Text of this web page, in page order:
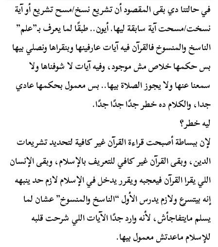
في حالتنا دي بقى المقصود أن تشريع نسخ/مسح تشريع أو آية
نسخت/مسحت آية سابقة ليها. أيون.. طبقًا لما يعرف بـ”علم”
الناسخ والمنسوخ فالقرآن فيه آيات عارفينها وبنقراها ونصلي بيها
بس حكمها خلاص مش موجود، وفيه آيات لا شوفناها ولا
سمعنا عنها ولا يجوز الصلاة بيها.. بس معمول بحكمها عادي
جدا، والكلام ده خطر جدًا جدًا جدًا.
ليه خطر؟
لإن ببساطة أصبحت قراءة القرآن غير كافية لتحديد تشريعات
الدين، وبقى القرآن غير كافي للتعريف بالإسلام، وبقى الإنسان
اللي يقرا القرآن فيعجبه ويقرر يدخل في الإسلام لازم حد ينبهه
إنه بيتسرع ولازم يدرس الأول “الناسخ والمنسوخ” عشان لما
يسلم مايتفاجأش، لأنه وارد جدًا الآيات اللي شرحت قلبه
للإسلام ماعدتش معمول بيها.